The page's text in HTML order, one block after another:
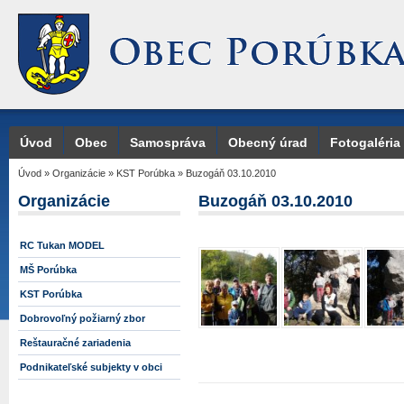
Úvod Obec Samospráva Obecný úrad Fotogaléria
Úvod » Organizácie » KST Porúbka » Buzogáň 03.10.2010
Organizácie
RC Tukan MODEL
MŠ Porúbka
KST Porúbka
Dobrovoľný požiarný zbor
Reštauračné zariadenia
Podnikateľské subjekty v obci
Buzogáň 03.10.2010